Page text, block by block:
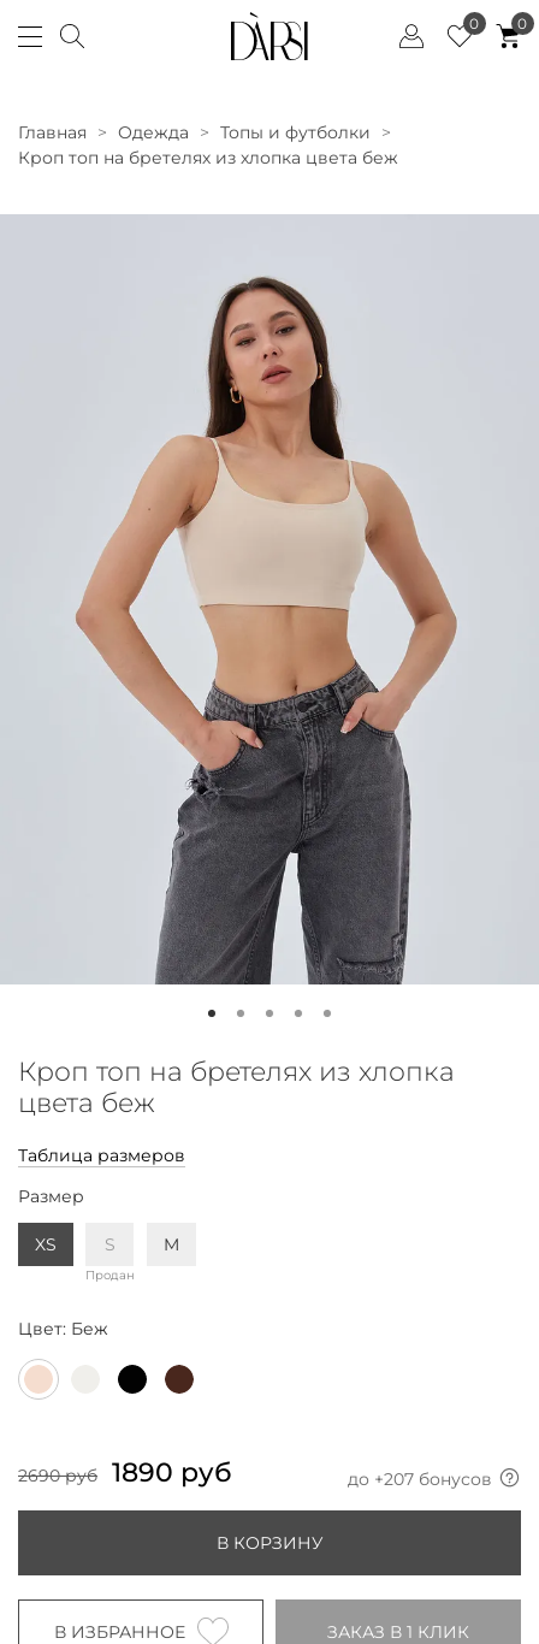
0 0
Главная Одежда
Топы и футболки
Кроп топ на бретелях из хлопка цвета беж
Кроп топ на бретелях из хлопка
цвета беж
Таблица размеров
Размер
XS S
Продан
M
Цвет: Беж
2690 руб 1890 руб до +207 бонусов
В КОРЗИНУ
В ИЗБРАННОЕ ЗАКАЗ В 1 КЛИК